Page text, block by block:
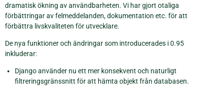
dramatisk ökning av användbarheten. Vi har gjort otaliga
förbättringar av felmeddelanden, dokumentation etc. för att
förbättra livskvaliteten för utvecklare.
De nya funktioner och ändringar som introducerades i 0.95
inkluderar:
Django använder nu ett mer konsekvent och naturligt
filtreringsgränssnitt för att hämta objekt från databasen.